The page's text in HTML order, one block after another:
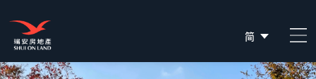
简
EN